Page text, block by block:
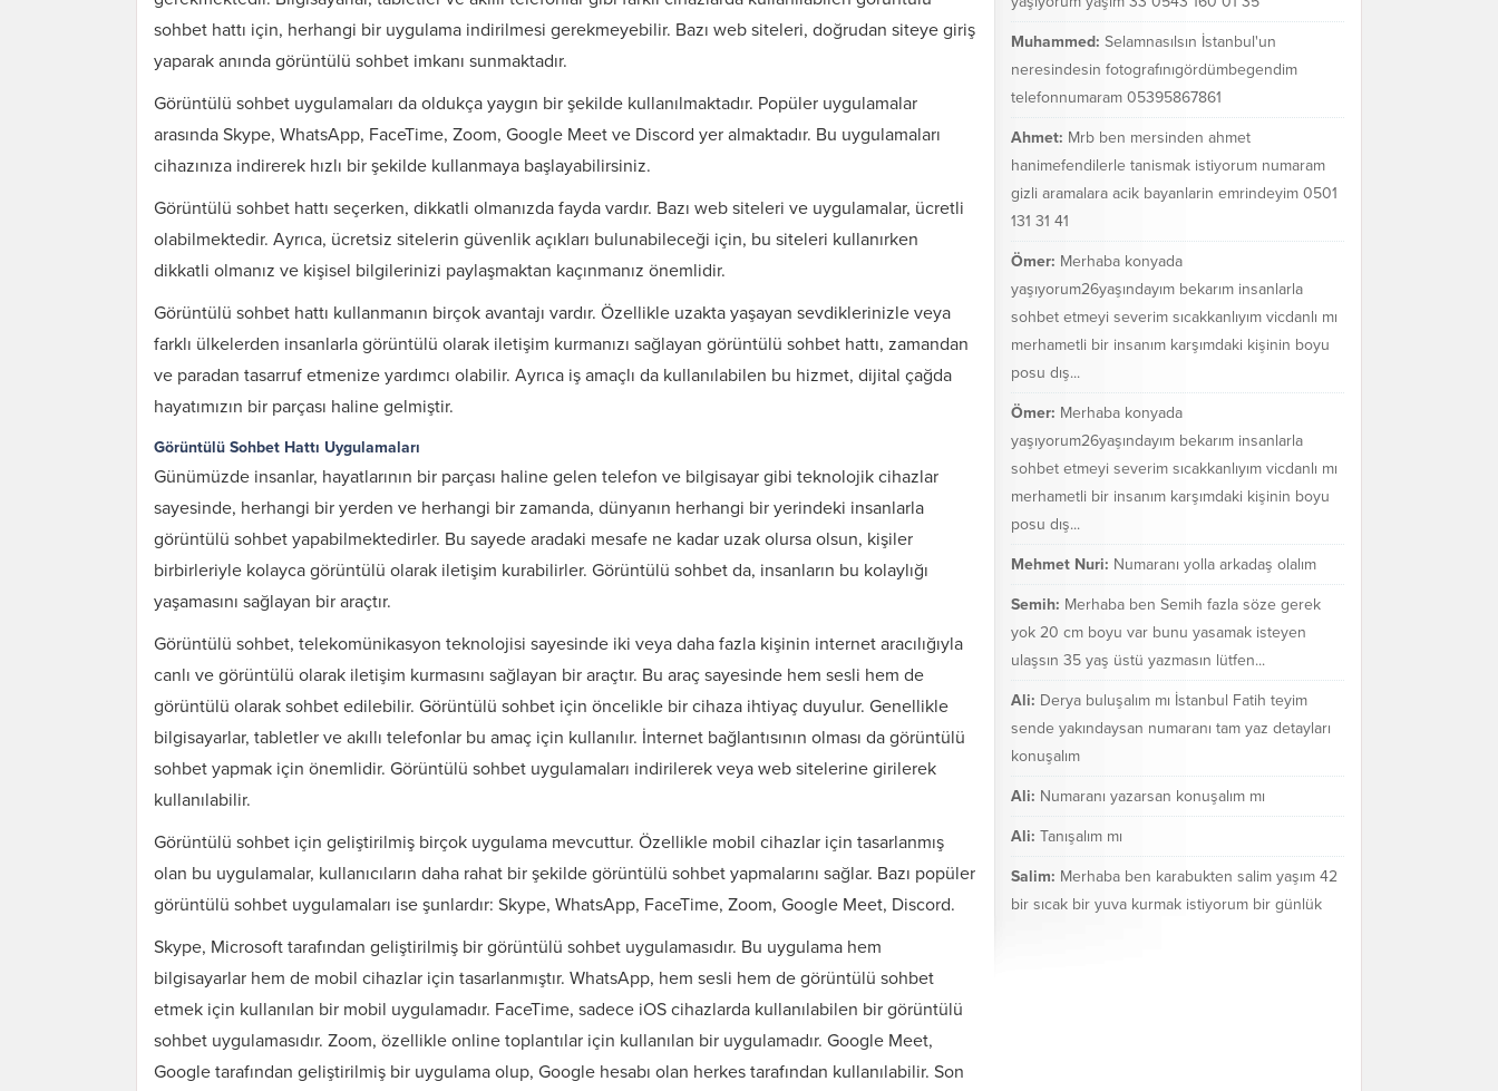
sohbet hattı için, herhangi bir uygulama indirilmesi gerekmeyebilir. Bazı web siteleri, doğrudan siteye giriş
yaparak anında görüntülü sohbet imkanı sunmaktadır.
Görüntülü sohbet uygulamaları da oldukça yaygın bir şekilde kullanılmaktadır. Popüler uygulamalar
arasında Skype, WhatsApp, FaceTime, Zoom, Google Meet ve Discord yer almaktadır. Bu uygulamaları
cihazınıza indirerek hızlı bir şekilde kullanmaya başlayabilirsiniz.
Görüntülü sohbet hattı seçerken, dikkatli olmanızda fayda vardır. Bazı web siteleri ve uygulamalar, ücretli
olabilmektedir. Ayrıca, ücretsiz sitelerin güvenlik açıkları bulunabileceği için, bu siteleri kullanırken
dikkatli olmanız ve kişisel bilgilerinizi paylaşmaktan kaçınmanız önemlidir.
Görüntülü sohbet hattı kullanmanın birçok avantajı vardır. Özellikle uzakta yaşayan sevdiklerinizle veya
farklı ülkelerden insanlarla görüntülü olarak iletişim kurmanızı sağlayan görüntülü sohbet hattı, zamandan
ve paradan tasarruf etmenize yardımcı olabilir. Ayrıca iş amaçlı da kullanılabilen bu hizmet, dijital çağda
hayatımızın bir parçası haline gelmiştir.
Görüntülü Sohbet Hattı Uygulamaları
Günümüzde insanlar, hayatlarının bir parçası haline gelen telefon ve bilgisayar gibi teknolojik cihazlar
sayesinde, herhangi bir yerden ve herhangi bir zamanda, dünyanın herhangi bir yerindeki insanlarla
görüntülü sohbet yapabilmektedirler. Bu sayede aradaki mesafe ne kadar uzak olursa olsun, kişiler
birbirleriyle kolayca görüntülü olarak iletişim kurabilirler. Görüntülü sohbet da, insanların bu kolaylığı
yaşamasını sağlayan bir araçtır.
Görüntülü sohbet, telekomünikasyon teknolojisi sayesinde iki veya daha fazla kişinin internet aracılığıyla
canlı ve görüntülü olarak iletişim kurmasını sağlayan bir araçtır. Bu araç sayesinde hem sesli hem de
görüntülü olarak sohbet edilebilir. Görüntülü sohbet için öncelikle bir cihaza ihtiyaç duyulur. Genellikle
bilgisayarlar, tabletler ve akıllı telefonlar bu amaç için kullanılır. İnternet bağlantısının olması da görüntülü
sohbet yapmak için önemlidir. Görüntülü sohbet uygulamaları indirilerek veya web sitelerine girilerek
kullanılabilir.
Görüntülü sohbet için geliştirilmiş birçok uygulama mevcuttur. Özellikle mobil cihazlar için tasarlanmış
olan bu uygulamalar, kullanıcıların daha rahat bir şekilde görüntülü sohbet yapmalarını sağlar. Bazı popüler
görüntülü sohbet uygulamaları ise şunlardır: Skype, WhatsApp, FaceTime, Zoom, Google Meet, Discord.
Skype, Microsoft tarafından geliştirilmiş bir görüntülü sohbet uygulamasıdır. Bu uygulama hem
bilgisayarlar hem de mobil cihazlar için tasarlanmıştır. WhatsApp, hem sesli hem de görüntülü sohbet
etmek için kullanılan bir mobil uygulamadır. FaceTime, sadece iOS cihazlarda kullanılabilen bir görüntülü
sohbet uygulamasıdır. Zoom, özellikle online toplantılar için kullanılan bir uygulamadır. Google Meet,
Google tarafından geliştirilmiş bir uygulama olup, Google hesabı olan herkes tarafından kullanılabilir. Son
Muhammed: Selamnasılsın İstanbul'un
neresindesin fotografınıgördümbegendim
telefonnumaram 05395867861
Ahmet: Mrb ben mersinden ahmet
hanimefendilerle tanismak istiyorum numaram
gizli aramalara acik bayanlarin emrindeyim 0501
131 31 41
Ömer: Merhaba konyada
yaşıyorum26yaşındayım bekarım insanlarla
sohbet etmeyi severim sıcakkanlıyım vicdanlı mı
merhametli bir insanım karşımdaki kişinin boyu
posu dış...
Ömer: Merhaba konyada
yaşıyorum26yaşındayım bekarım insanlarla
sohbet etmeyi severim sıcakkanlıyım vicdanlı mı
merhametli bir insanım karşımdaki kişinin boyu
posu dış...
Mehmet Nuri: Numaranı yolla arkadaş olalım
Semih: Merhaba ben Semih fazla söze gerek
yok 20 cm boyu var bunu yasamak isteyen
ulaşsın 35 yaş üstü yazmasın lütfen...
Ali: Derya buluşalım mı İstanbul Fatih teyim
sende yakındaysan numaranı tam yaz detayları
konuşalım
Ali: Numaranı yazarsan konuşalım mı
Ali: Tanışalım mı
Salim: Merhaba ben karabukten salim yaşım 42
bir sıcak bir yuva kurmak istiyorum bir günlük